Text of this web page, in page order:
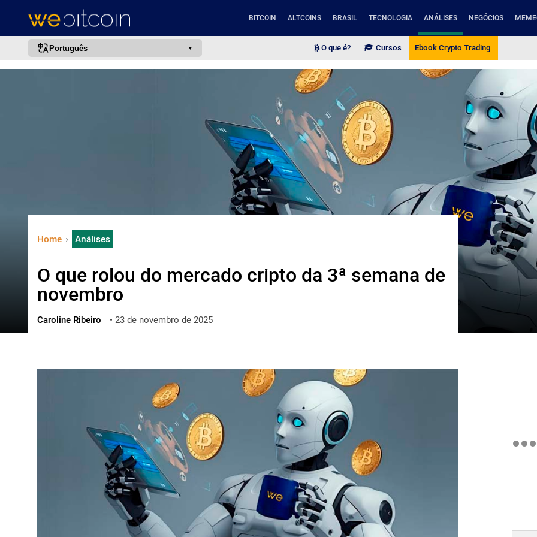
BITCOIN ALTCOINS BRASIL TECNOLOGIA ANÁLISES NEGÓCIOS
Português
한국어
العربية
ไทย
ქართული
O que é? Cursos Ebook Crypto Trading
Home Análises
O que rolou do mercado cripto da 3ª semana de
novembro
Caroline Ribeiro • 23 de novembro de 2025